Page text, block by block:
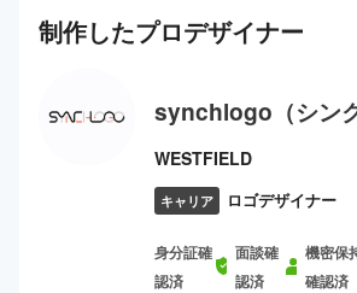
制作したプロデザイナー
synchlogo（シン
WESTFIELD
キャリア ロゴデザイナー
身分証確
認済
面談確
認済
機密保
確認済